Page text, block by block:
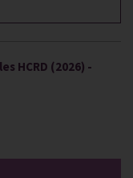
HCRD (2026) -